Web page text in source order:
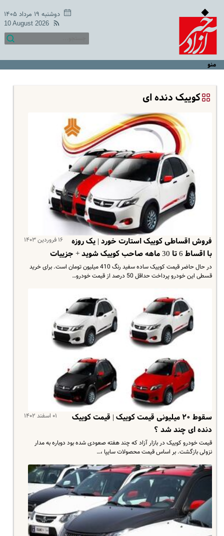
دوشنبه ۱۹ مرداد ۱۴۰۵
10 August 2026
منو
کوییک دنده ای
۱۶ فروردین ۱۴۰۳
فروش اقساطی کوییک استارت خورد | یک روزه
با اقساط 6 تا 30 ماهه صاحب کوییک شوید + جزییات
در حال حاضر قیمت کوییک ساده سفید رنگ 410 میلیون تومان است. برای خرید
قسطی این خودرو پرداخت حداقل 50 درصد از قیمت خودرو…
۰۱ اسفند ۱۴۰۲
سقوط ۲۰ میلیونی قیمت کوییک | قیمت کوییک
دنده ای چند شد ؟
قیمت خودرو کوییک در بازار آزاد که چند هفته صعودی شده بود دوباره به مدار
نزولی بازگشت. بر اساس قیمت محصولات سایپا ،…